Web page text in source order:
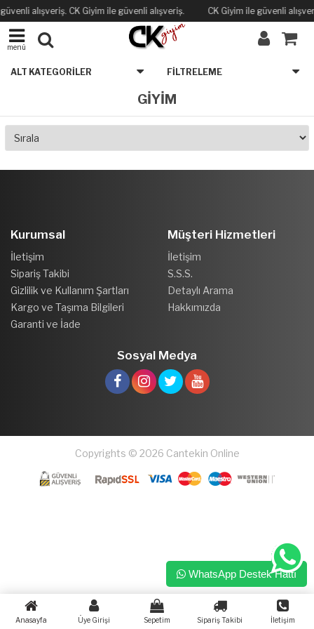
alışveriş. CK Giyim ile güvenli alışveriş. CK Giyim ile güvenli
menü
ALT KATEGORILER FILTRELEME
GİYİM
Kurumsal
İletişim
Sipariş Takibi
Gizlilik ve Kullanım Şartları
Kargo ve Taşıma Bilgileri
Garanti ve İade
Müşteri Hizmetleri
İletişim
S.S.S.
Detaylı Arama
Hakkımızda
Sosyal Medya
Copyrights © 2026 Cantekin Online
Anasayfa Üye Girişi Sepetim Sipariş Takibi İletişim
WhatsApp Destek Hattı